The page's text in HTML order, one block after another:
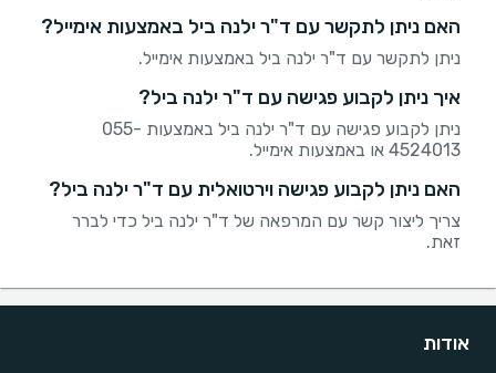
האם ניתן לתקשר עם ד"ר ילנה ביל באמצעות אימייל?
ניתן לתקשר עם ד"ר ילנה ביל באמצעות אימייל.
איך ניתן לקבוע פגישה עם ד"ר ילנה ביל?
ניתן לקבוע פגישה עם ד"ר ילנה ביל באמצעות 055-
4524013 או באמצעות אימייל.
האם ניתן לקבוע פגישה וירטואלית עם ד"ר ילנה ביל?
צריך ליצור קשר עם המרפאה של ד"ר ילנה ביל כדי לברר
זאת.
אודות